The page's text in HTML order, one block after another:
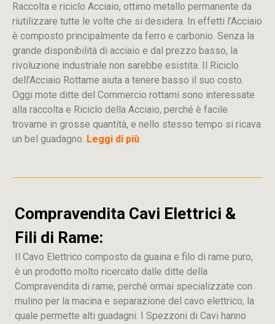
Raccolta e riciclo Acciaio, ottimo metallo permanente da
riutilizzare tutte le volte che si desidera. In effetti l’Acciaio
è composto principalmente da ferro e carbonio. Senza la
grande disponibilità di acciaio e dal prezzo basso, la
rivoluzione industriale non sarebbe esistita. Il Riciclo
dell’Acciaio Rottame aiuta a tenere basso il suo costo.
Oggi mote ditte del Commercio rottami sono interessate
alla raccolta e Riciclo della Acciaio, perché è facile
trovarne in grosse quantità, e nello stesso tempo si ricava
un bel guadagno. Leggi di più
Compravendita Cavi Elettrici &
Fili di Rame:
Il Cavo Elettrico composto da guaina e filo di rame puro,
è un prodotto molto ricercato dalle ditte della
Compravendita di rame, perché ormai specializzate con
mulino per la macina e separazione del cavo elettrico, la
quale permette alti guadagni. I Spezzoni di Cavi hanno